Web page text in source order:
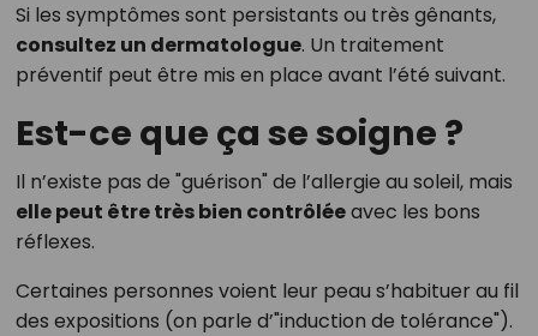
Si les symptômes sont persistants ou très gênants,
consultez un dermatologue. Un traitement
préventif peut être mis en place avant l’été suivant.
Est-ce que ça se soigne ?
Il n’existe pas de "guérison" de l’allergie au soleil, mais
elle peut être très bien contrôléeavec les bons
réflexes.
Certaines personnes voient leur peau s’habituer au fil
des expositions (on parle d’"induction de tolérance").